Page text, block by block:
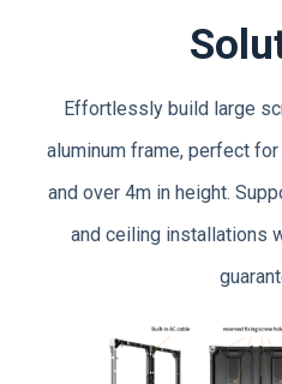
Effortlessly build large
aluminum frame, perfect
and over 4m in height.
and ceiling installations